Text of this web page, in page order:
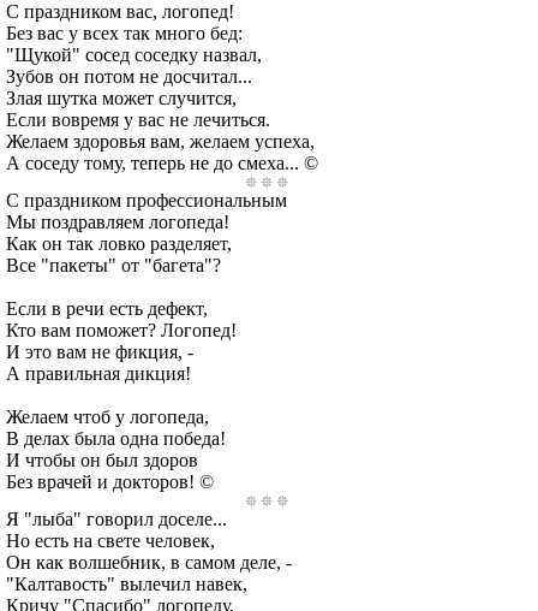
С праздником вас, логопед!
Без вас у всех так много бед:
"Щукой" сосед соседку назвал,
Зубов он потом не досчитал...
Злая шутка может случится,
Если вовремя у вас не лечиться.
Желаем здоровья вам, желаем успеха,
А соседу тому, теперь не до смеха... ©
С праздником профессиональным
Мы поздравляем логопеда!
Как он так ловко разделяет,
Все "пакеты" от "багета"?
Если в речи есть дефект,
Кто вам поможет? Логопед!
И это вам не фикция, -
А правильная дикция!
Желаем чтоб у логопеда,
В делах была одна победа!
И чтобы он был здоров
Без врачей и докторов! ©
Я "лыба" говорил доселе...
Но есть на свете человек,
Он как волшебник, в самом деле, -
"Калтавость" вылечил навек,
Кричу "Спасибо" логопеду,